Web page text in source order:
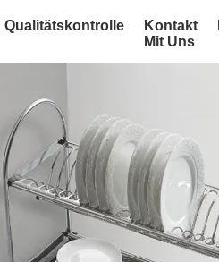
Qualitätskontrolle
Kontakt
Mit Uns